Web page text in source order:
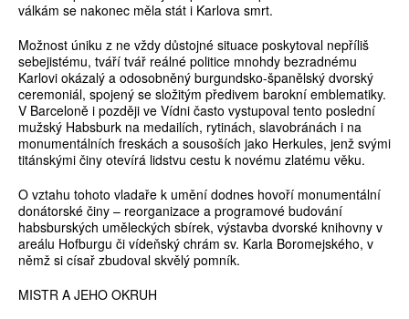
válkám se nakonec měla stát i Karlova smrt.
Možnost úniku z ne vždy důstojné situace poskytoval nepříliš
sebejistému, tváří tvář reálné politice mnohdy bezradnému
Karlovi okázalý a odosobněný burgundsko-španělský dvorský
ceremoniál, spojený se složitým předivem barokní emblematiky.
V Barceloně i později ve Vídni často vystupoval tento poslední
mužský Habsburk na medailích, rytinách, slavobránách i na
monumentálních freskách a sousoších jako Herkules, jenž svými
titánskými činy otevírá lidstvu cestu k novému zlatému věku.
O vztahu tohoto vladaře k umění dodnes hovoří monumentální
donátorské činy – reorganizace a programové budování
habsburských uměleckých sbírek, výstavba dvorské knihovny v
areálu Hofburgu či vídeňský chrám sv. Karla Boromejského, v
němž si císař zbudoval skvělý pomník.
MISTR A JEHO OKRUH